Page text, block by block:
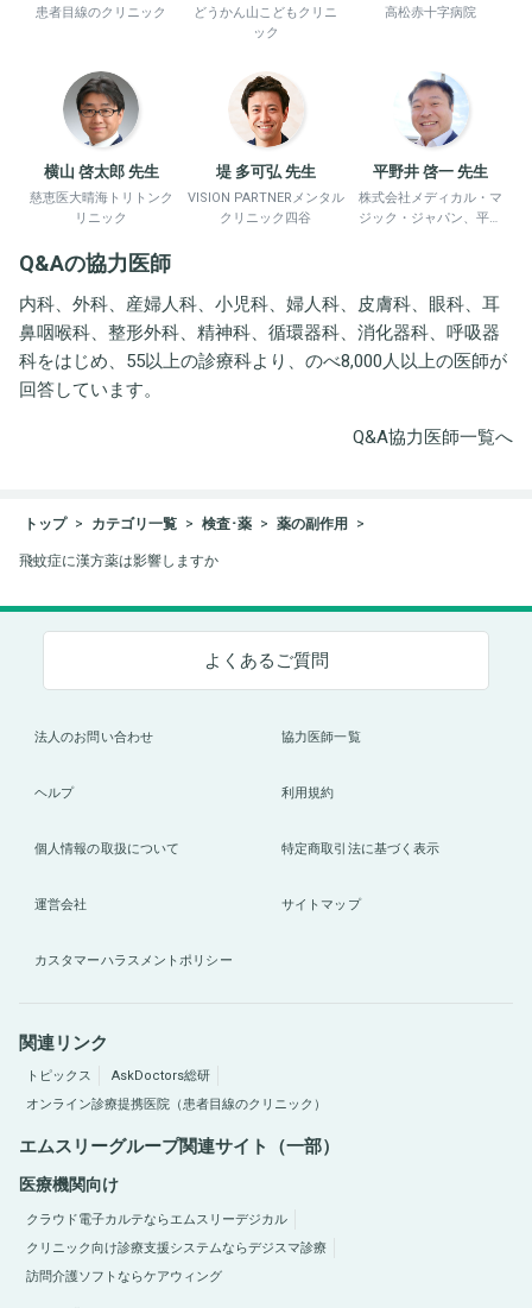
患者目線のクリニック
どうかん山こどもクリニ
ック
高松赤十字病院
横山 啓太郎 先生
慈恵医大晴海トリトンク
リニック
堤 多可弘 先生
VISION PARTNERメンタル
クリニック四谷
平野井 啓一 先生
株式会社メディカル・マ
ジック・ジャパン、平野
Q&Aの協力医師
内科、外科、産婦人科、小児科、婦人科、皮膚科、眼科、耳
鼻咽喉科、整形外科、精神科、循環器科、消化器科、呼吸器
科をはじめ、55以上の診療科より、のべ8,000人以上の医師が
回答しています。
Q&A協力医師一覧へ
トップ カテゴリ一覧 検査･薬 薬の副作用
飛蚊症に漢方薬は影響しますか
よくあるご質問
法人のお問い合わせ 協力医師一覧
ヘルプ 利用規約
個人情報の取扱について 特定商取引法に基づく表示
運営会社 サイトマップ
カスタマーハラスメントポリシー
関連リンク
トピックス
AskDoctors総研
オンライン診療提携医院（患者目線のクリニック）
エムスリーグループ関連サイト（一部）
医療機関向け
クラウド電子カルテならエムスリーデジカル
クリニック向け診療支援システムならデジスマ診療
訪問介護ソフトならケアウィング